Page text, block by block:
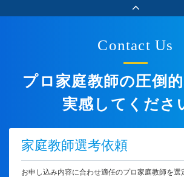
Contact Us
プロ家庭教師の圧倒
実感してくださ
家庭教師選考依頼
お申し込み内容に合わせ適任のプロ家庭教師を選